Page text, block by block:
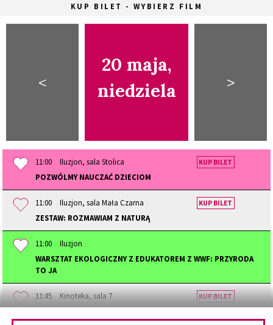
KUP BILET - WYBIERZ FILM
<
20 maja,
niedziela
>
11:00
Iluzjon, sala Stolica
POZWÓLMY NAUCZAĆ DZIECIOM
KUP BILET
11:00
Iluzjon, sala Mała Czarna
ZESTAW: ROZMAWIAM Z NATURĄ
KUP BILET
11:00
Iluzjon
WARSZTAT EKOLOGICZNY Z EDUKATOREM Z WWF: PRZYRODA
TO JA
11:45
Kinoteka, sala 7
KUP BILET